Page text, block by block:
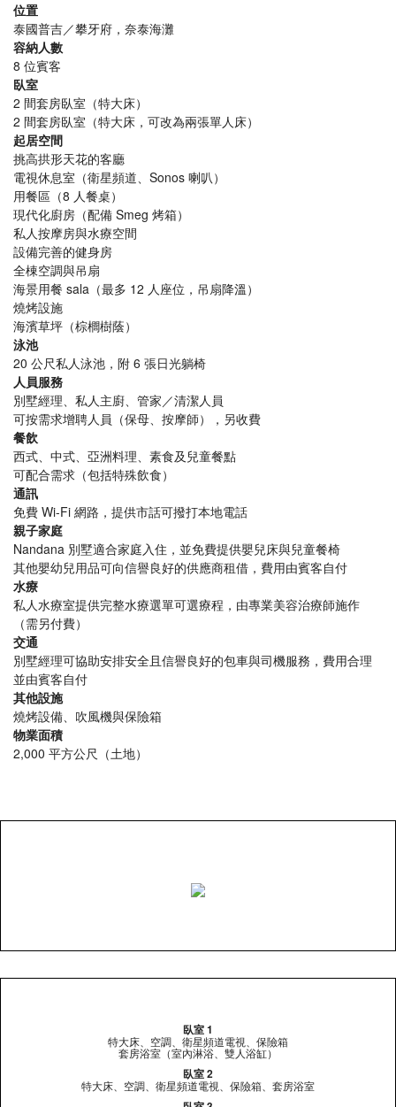
位置
泰國普吉／攀牙府，奈泰海灘
容納人數
8 位賓客
臥室
2 間套房臥室（特大床）
2 間套房臥室（特大床，可改為兩張單人床）
起居空間
挑高拱形天花的客廳
電視休息室（衛星頻道、Sonos 喇叭）
用餐區（8 人餐桌）
現代化廚房（配備 Smeg 烤箱）
私人按摩房與水療空間
設備完善的健身房
全棟空調與吊扇
海景用餐 sala（最多 12 人座位，吊扇降溫）
燒烤設施
海濱草坪（棕櫚樹蔭）
泳池
20 公尺私人泳池，附 6 張日光躺椅
人員服務
別墅經理、私人主廚、管家／清潔人員
可按需求增聘人員（保母、按摩師），另收費
餐飲
西式、中式、亞洲料理、素食及兒童餐點
可配合需求（包括特殊飲食）
通訊
免費 Wi-Fi 網路，提供市話可撥打本地電話
親子家庭
Nandana 別墅適合家庭入住，並免費提供嬰兒床與兒童餐椅
其他嬰幼兒用品可向信譽良好的供應商租借，費用由賓客自付
水療
私人水療室提供完整水療選單可選療程，由專業美容治療師施作
（需另付費）
交通
別墅經理可協助安排安全且信譽良好的包車與司機服務，費用合理
並由賓客自付
其他設施
燒烤設備、吹風機與保險箱
物業面積
2,000 平方公尺（土地）
臥室 1
特大床、空調、衛星頻道電視、保險箱
套房浴室（室內淋浴、雙人浴缸）
臥室 2
特大床、空調、衛星頻道電視、保險箱、套房浴室